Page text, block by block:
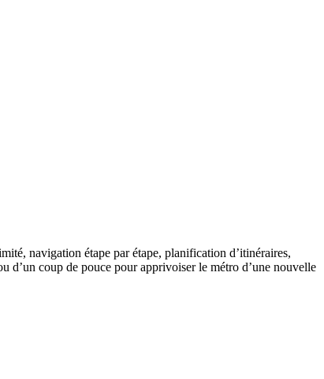
navigation étape par étape, planification d’itinéraires,
d’un coup de pouce pour apprivoiser le métro d’une nouvelle